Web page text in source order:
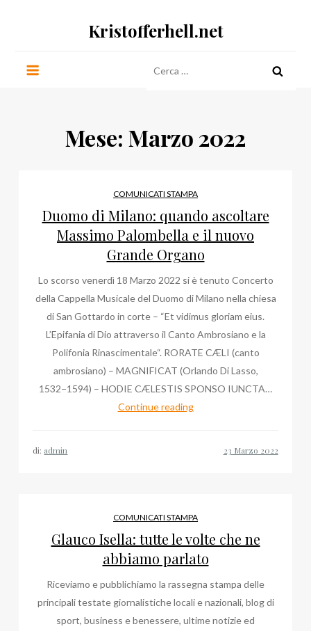
Kristofferhell.net
per:
Mese: Marzo 2022
COMUNICATI STAMPA
Duomo di Milano: quando ascoltare
Massimo Palombella e il nuovo
Grande Organo
Lo scorso venerdì 18 Marzo 2022 si è tenuto Concerto
della Cappella Musicale del Duomo di Milano nella chiesa
di San Gottardo in corte – “Et vidimus gloriam eius.
L’Epifania di Dio attraverso il Canto Ambrosiano e la
Polifonia Rinascimentale“. RORATE CÆLI (canto
ambrosiano) – MAGNIFICAT (Orlando Di Lasso,
1532−1594) – HODIE CÆLESTIS SPONSO IUNCTA…
Continue readingDuomo
Palombella
il
nuovo
Grande
Organo
di: admin
COMUNICATI STAMPA
Glauco Isella: tutte le volte che ne
abbiamo parlato
Riceviamo e pubblichiamo la rassegna stampa delle
principali testate giornalistiche locali e nazionali, blog di
sport, business e benessere, ultime notizie ed